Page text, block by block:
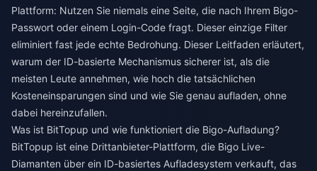
Plattform: Nutzen Sie niemals eine Seite, die nach Ihrem Bigo-
Passwort oder einem Login-Code fragt. Dieser einzige Filter
eliminiert fast jede echte Bedrohung. Dieser Leitfaden erläutert,
warum der ID-basierte Mechanismus sicherer ist, als die
meisten Leute annehmen, wie hoch die tatsächlichen
Kosteneinsparungen sind und wie Sie genau aufladen, ohne
dabei hereinzufallen.
Was ist BitTopup und wie funktioniert die Bigo-Aufladung?
BitTopup ist eine Drittanbieter-Plattform, die Bigo Live-
Diamanten über ein ID-basiertes Aufladesystem verkauft, das